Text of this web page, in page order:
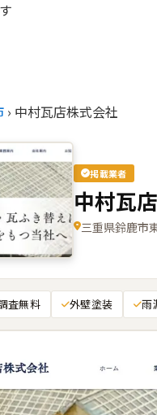
› 中村瓦店株式会社
掲載業者
中村瓦
三重県鈴鹿市
査無料 外壁塗装 雨